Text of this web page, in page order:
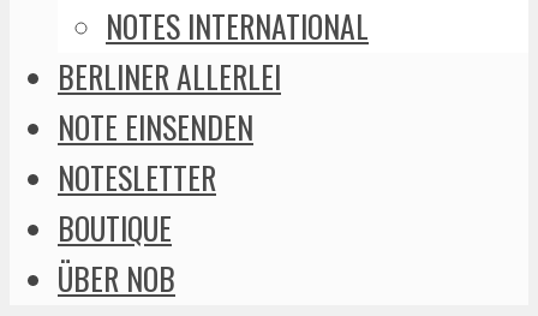
NOTES INTERNATIONAL
BERLINER ALLERLEI
NOTE EINSENDEN
NOTESLETTER
BOUTIQUE
ÜBER NOB